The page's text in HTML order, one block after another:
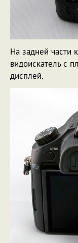
На задней части
видоискатель с
дисплей.